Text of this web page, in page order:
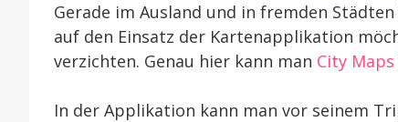
Gerade im Ausland und in fremden
auf den Einsatz der Kartenapplikation
verzichten. Genau hier kann man City Maps
In der Applikation kann man vor seinem